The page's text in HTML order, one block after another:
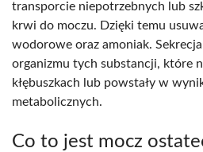
transporcie niepotrzebnych lub
krwi do moczu. Dzięki temu
wodorowe oraz amoniak.
organizmu tych substancji, które
kłębuszkach lub powstały w
metabolicznych.
Co to jest mocz